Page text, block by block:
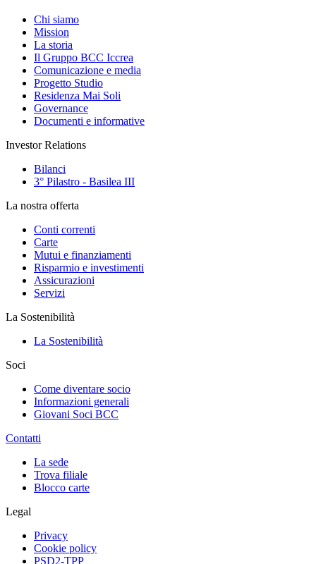
Chi siamo
Mission
La storia
Il Gruppo BCC Iccrea
Comunicazione e media
Progetto Studio
Residenza Mai Soli
Governance
Documenti e informative
Investor Relations
Bilanci
3° Pilastro - Basilea III
La nostra offerta
Conti correnti
Carte
Mutui e finanziamenti
Risparmio e investimenti
Assicurazioni
Servizi
La Sostenibilità
La Sostenibilità
Soci
Come diventare socio
Informazioni generali
Giovani Soci BCC
Contatti
La sede
Trova filiale
Blocco carte
Legal
Privacy
Cookie policy
PSD2-TPP